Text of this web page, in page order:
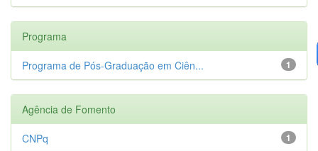
Programa
1
Programa de Pós-Graduação em Ciên...
Agência de Fomento
1
CNPq